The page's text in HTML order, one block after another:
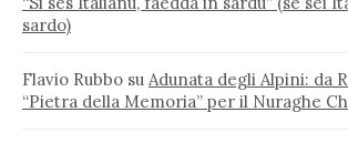
sardo)
Flavio Rubbo su Adunata degli Alpini: da
“Pietra della Memoria” per il Nuraghe